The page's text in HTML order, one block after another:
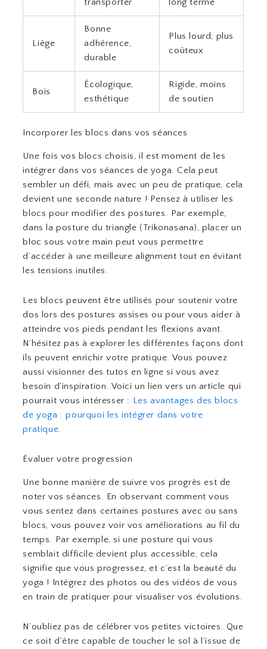
Liège
Bonne
adhérence,
durable
Plus lourd, plus
coûteux
Bois
Écologique,
esthétique
Rigide, moins
de soutien
Incorporer les blocs dans vos séances
Une fois vos blocs choisis, il est moment de les
intégrer dans vos séances de yoga. Cela peut
sembler un défi, mais avec un peu de pratique, cela
devient une seconde nature ! Pensez à utiliser les
blocs pour modifier des postures. Par exemple,
dans la posture du triangle (Trikonasana), placer un
bloc sous votre main peut vous permettre
d’accéder à une meilleure alignment tout en évitant
les tensions inutiles.
Les blocs peuvent être utilisés pour soutenir votre
dos lors des postures assises ou pour vous aider à
atteindre vos pieds pendant les flexions avant.
N’hésitez pas à explorer les différentes façons dont
ils peuvent enrichir votre pratique. Vous pouvez
aussi visionner des tutos en ligne si vous avez
besoin d’inspiration. Voici un lien vers un article qui
pourrait vous intéresser : Les avantages des blocs
de yoga : pourquoi les intégrer dans votre
pratique.
Évaluer votre progression
Une bonne manière de suivre vos progrès est de
noter vos séances. En observant comment vous
vous sentez dans certaines postures avec ou sans
blocs, vous pouvez voir vos améliorations au fil du
temps. Par exemple, si une posture qui vous
semblait difficile devient plus accessible, cela
signifie que vous progressez, et c’est la beauté du
yoga ! Intégrez des photos ou des vidéos de vous
en train de pratiquer pour visualiser vos évolutions.
N’oubliez pas de célébrer vos petites victoires. Que
ce soit d’être capable de toucher le sol à l’issue de